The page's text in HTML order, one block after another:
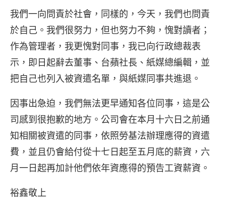
我們一向問責於社會，同樣的，今天，我們也問責
於自己。我們很努力，但也努力不夠，愧對讀者；
作為管理者，我更愧對同事，我已向行政總裁表
示，即日起辭去董事、台蘋社長、紙媒總編輯，並
把自己也列入被資遣名單，與紙媒同事共進退。
因事出急迫，我們無法更早通知各位同事，這是公
司感到很抱歉的地方。公司會在本月十六日之前通
知相關被資遣的同事，依照勞基法辦理應得的資遣
費，並且仍會給付從十七日起至五月底的薪資，六
月一日起再加計他們依年資應得的預告工資薪資。
裕鑫敬上